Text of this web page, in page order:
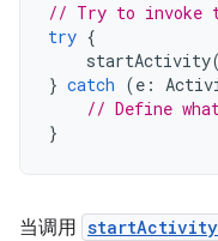
// Try to invoke
try {
startActivity(
} catch (e :
// Define
}
当调用